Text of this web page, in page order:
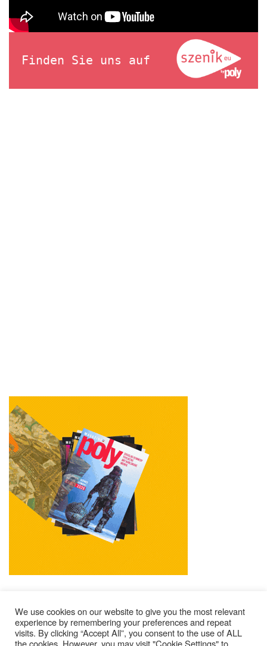
Finden Sie uns auf
Impressum Kontakt Alle Ausgaben Lesen
We use cookies on our website to give you the most relevant
experience by remembering your preferences and repeat
visits. By clicking “Accept All”, you consent to the use of ALL
the cookies. However, you may visit "Cookie Settings" to